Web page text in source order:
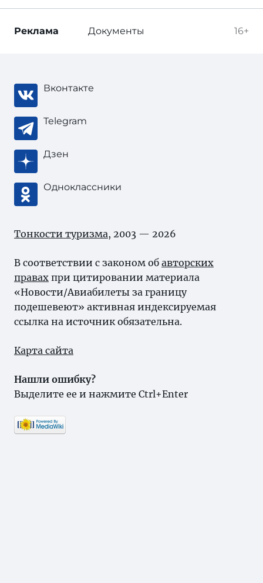
16+
Реклама Документы
Вконтакте
Telegram
Дзен
Одноклассники
Тонкости туризма, 2003 — 2026
В соответствии с законом об авторских
правах при цитировании материала
«Новости/Авиабилеты за границу
подешевеют» активная индексируемая
ссылка на источник обязательна.
Карта сайта
Нашли ошибку?
Выделите ее и нажмите Ctrl+Enter